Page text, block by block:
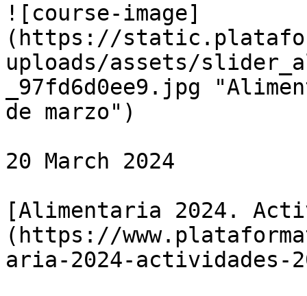
![course-image]
(https://
uploads/assets/
_97fd6d0ee9.jpg
de marzo")
20 March 2024
[Alimentaria 2024.
(https://
aria-2024-actividades-